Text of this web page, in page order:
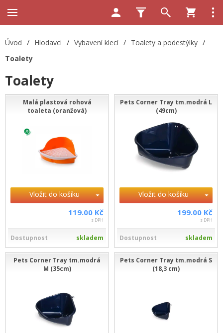
Úvod / Hlodavci / Vybavení klecí / Toalety a podestýlky /
Toalety
Toalety
Malá plastová rohová
toaleta (oranžová)
Vložit do košíku
119.00 Kč
s DPH
Dostupnost skladem
Pets Corner Tray tm.modrá L
(49cm)
Vložit do košíku
199.00 Kč
s DPH
Dostupnost skladem
Pets Corner Tray tm.modrá
M (35cm)
Pets Corner Tray tm.modrá S
(18,3 cm)